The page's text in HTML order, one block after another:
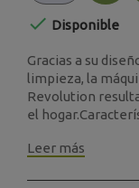
 Disponible
Gracias a su
limpieza, la
Revolution
el
Leer más